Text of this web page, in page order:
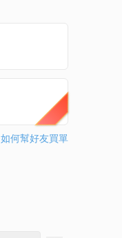
如何幫好友買單